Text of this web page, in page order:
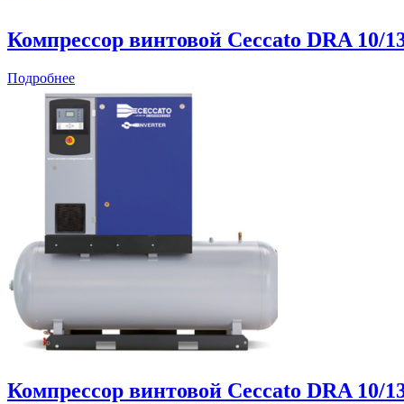
Компрессор винтовой Ceccato DRA 10/
Подробнее
Компрессор винтовой Ceccato DRA 10/